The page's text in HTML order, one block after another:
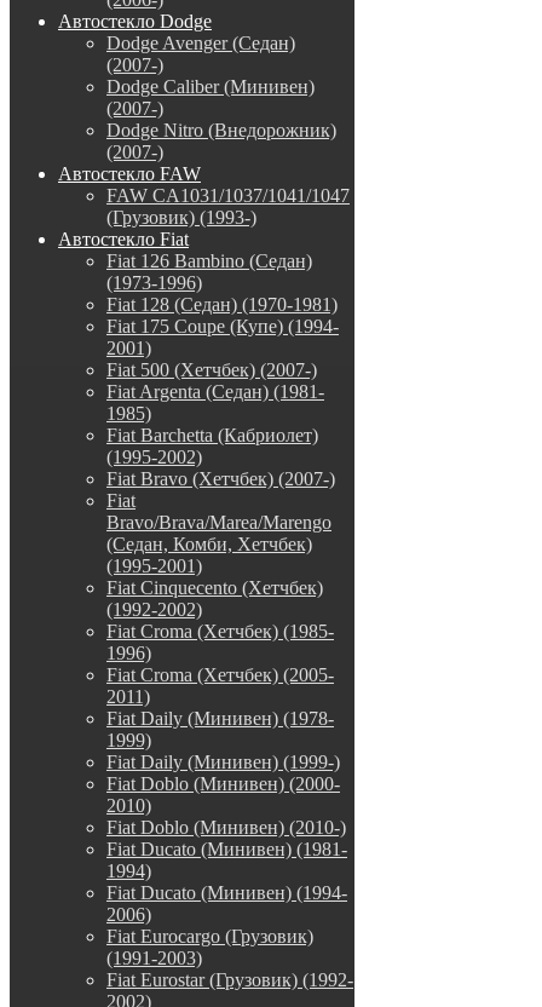
Автостекло Dodge
Dodge Avenger (Седан)
(2007-)
Dodge Caliber (Минивен)
(2007-)
Dodge Nitro (Внедорожник)
(2007-)
Автостекло FAW
FAW CA1031/1037/1041/1047
(Грузовик) (1993-)
Автостекло Fiat
Fiat 126 Bambino (Седан)
(1973-1996)
Fiat 128 (Седан) (1970-1981)
Fiat 175 Coupe (Купе) (1994-
2001)
Fiat 500 (Хетчбек) (2007-)
Fiat Argenta (Седан) (1981-
1985)
Fiat Barchetta (Кабриолет)
(1995-2002)
Fiat Bravo (Хетчбек) (2007-)
Fiat
Bravo/Brava/Marea/Marengo
(Седан, Комби, Хетчбек)
(1995-2001)
Fiat Cinquecento (Хетчбек)
(1992-2002)
Fiat Croma (Хетчбек) (1985-
1996)
Fiat Croma (Хетчбек) (2005-
2011)
Fiat Daily (Минивен) (1978-
1999)
Fiat Daily (Минивен) (1999-)
Fiat Doblo (Минивен) (2000-
2010)
Fiat Doblo (Минивен) (2010-)
Fiat Ducato (Минивен) (1981-
1994)
Fiat Ducato (Минивен) (1994-
2006)
Fiat Eurocargo (Грузовик)
(1991-2003)
Fiat Eurostar (Грузовик) (1992-
2002)